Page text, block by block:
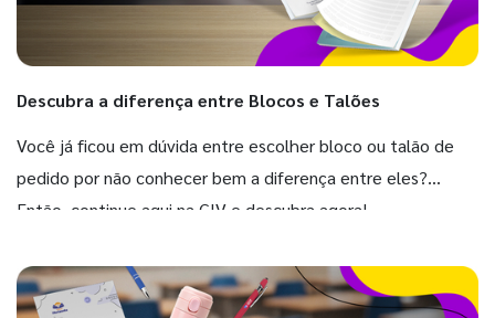
Descubra a diferença entre Blocos e Talões
Você já ficou em dúvida entre escolher bloco ou talão de
pedido por não conhecer bem a diferença entre eles?
Então, continue aqui na GIV e descubra agora!